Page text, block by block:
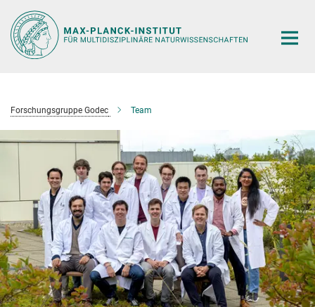
Hauptinhalt
Forschungsgruppe Godec Team